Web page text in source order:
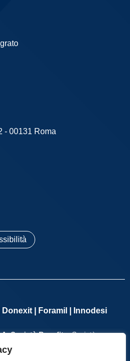
- 00131 Roma
Donexit | Foramil | Innodesi
Società Benefit– Società con
– REA n. 1276114 – Registro
– Cap. Soc. €